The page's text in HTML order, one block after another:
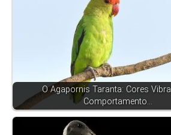
O Agapornis Taranta: Cores
Comportamento…